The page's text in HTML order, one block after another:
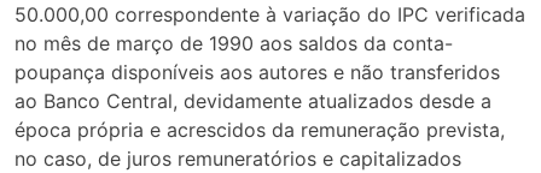
50.000,00 correspondente à variação do IPC verificada
no mês de março de 1990 aos saldos da conta-
poupança disponíveis aos autores e não transferidos
ao Banco Central, devidamente atualizados desde a
época própria e acrescidos da remuneração prevista,
no caso, de juros remuneratórios e capitalizados